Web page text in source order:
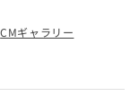
CMギャラリー